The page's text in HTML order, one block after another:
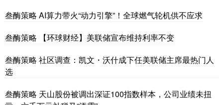
叁酶策略 AI算力带火“动力引擎”！全球燃气轮机供不应求
叁酶策略 【环球财经】美联储宣布维持利率不变
叁酶策略 社区调查：凯文・沃什成下任美联储主席最热门人
选
叁酶策略 天山股份被调出深证100指数样本，公司业绩未扭